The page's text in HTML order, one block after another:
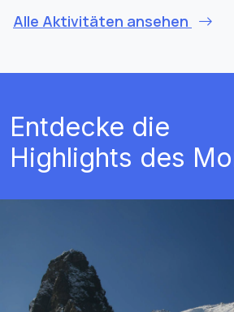
Alle Aktivitäten ansehen
Entdecke die
Highlights des